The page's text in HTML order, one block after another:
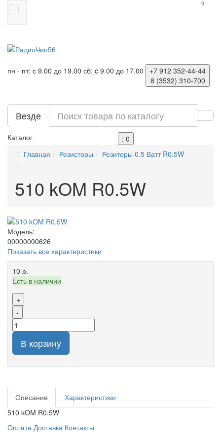
0
пн - пт: с 9.00 до 19.00 сб: c 9.00 до 17.00 +7 912 352-44-44
8 (3532) 310-700
Везде
Каталог
: 0
Главная
Резисторы Резиторы 0.5 Ватт R0.5W
510 kOM R0.5W
Модель:
00000000626
Показать все характеристики
10 р.
Есть в наличии
+
-
В корзину
Описание
Характеристики
510 kOM R0.5W
Оплата Доставка Контакты